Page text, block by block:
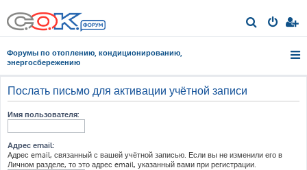
о
Форумы по отоплению, кондиционированию,
энергосбережению
Послать письмо для активации учётной записи
Имя пользователя:
Адрес email:
Адрес email, связанный с вашей учётной записью. Если вы не изменили его в
Личном разделе, то это адрес email, указанный вами при регистрации.